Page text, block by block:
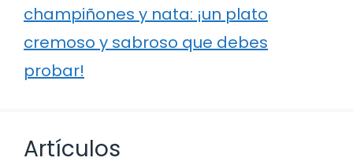
champiñones y nata: ¡un plato
cremoso y sabroso que debes
probar!
Artículos